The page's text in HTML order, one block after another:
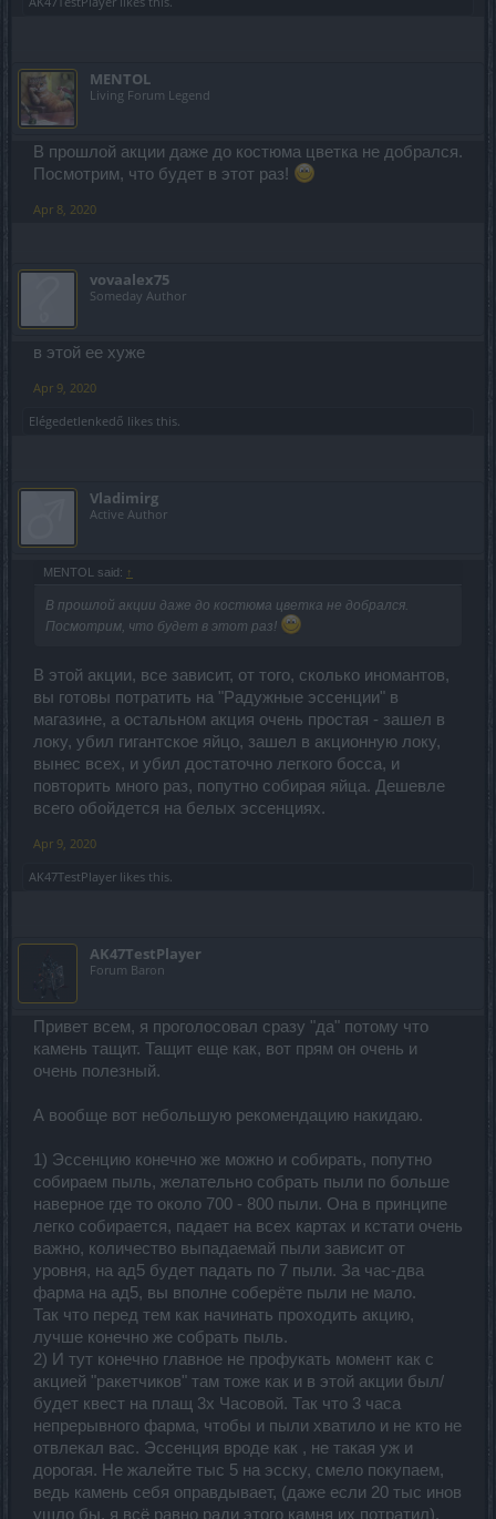
MENTOL
Living Forum Legend
В прошлой акции даже до костюма цветка не добрался.
Посмотрим, что будет в этот раз!
Apr 8, 2020
vovaalex75
Someday Author
в этой ее хуже
Apr 9, 2020
Elégedetlenkedő likes this.
Vladimirg
Active Author
MENTOL said: ↑
В прошлой акции даже до костюма цветка не добрался.
Посмотрим, что будет в этот раз!
В этой акции, все зависит, от того, сколько иномантов,
вы готовы потратить на "Радужные эссенции" в
магазине, а остальном акция очень простая - зашел в
локу, убил гигантское яйцо, зашел в акционную локу,
вынес всех, и убил достаточно легкого босса, и
повторить много раз, попутно собирая яйца. Дешевле
всего обойдется на белых эссенциях.
Apr 9, 2020
AK47TestPlayer likes this.
AK47TestPlayer
Forum Baron
Привет всем, я проголосовал сразу "да" потому что
камень тащит. Тащит еще как, вот прям он очень и
очень полезный.
А вообще вот небольшую рекомендацию накидаю.
1) Эссенцию конечно же можно и собирать, попутно
собираем пыль, желательно собрать пыли по больше
наверное где то около 700 - 800 пыли. Она в принципе
легко собирается, падает на всех картах и кстати очень
важно, количество выпадаемай пыли зависит от
уровня, на ад5 будет падать по 7 пыли. За час-два
фарма на ад5, вы вполне соберёте пыли не мало.
Так что перед тем как начинать проходить акцию,
лучше конечно же собрать пыль.
2) И тут конечно главное не профукать момент как с
акцией "ракетчиков" там тоже как и в этой акции был/
будет квест на плащ 3х Часовой. Так что 3 часа
непрерывного фарма, чтобы и пыли хватило и не кто не
отвлекал вас. Эссенция вроде как , не такая уж и
дорогая. Не жалейте тыс 5 на эсску, смело покупаем,
ведь камень себя оправдывает, (даже если 20 тыс инов
ушло бы, я всё равно ради этого камня их потратил).